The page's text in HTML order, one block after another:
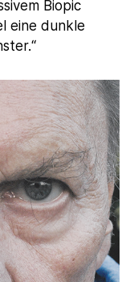
Biopic
eine dunkle